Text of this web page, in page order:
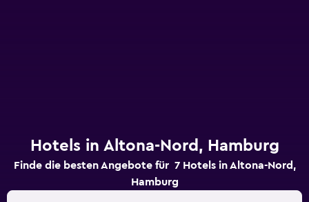
Hotels in Altona-Nord, Hamburg
Finde die besten Angebote für 7 Hotels in Altona-Nord,
Hamburg